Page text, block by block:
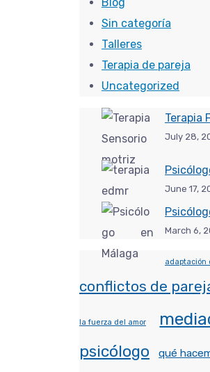
Sin categoría
Talleres
Terapia de pareja
Uncategorized
Terapia
July 28,
June 17,
March 6,
adaptación
conflictos de
la fuerza del amor
psicólogo qué